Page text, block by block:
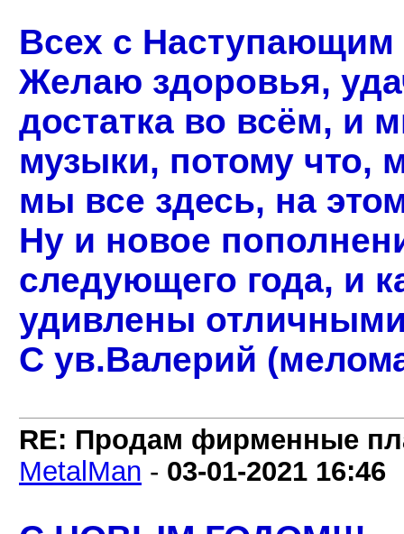
Всех с
Желаю здоровья,
достатка во всём, и
музыки, потому что,
мы все здесь, на
Ну и новое
следующего года, и
удивлены
С ув.Валерий
RE: Продам фирменные
MetalMan - 03-01-2021 16:46